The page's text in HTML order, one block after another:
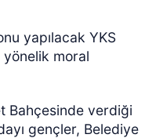
yapılacak YKS
yönelik moral
Bahçesinde verdiği
gençler, Belediye